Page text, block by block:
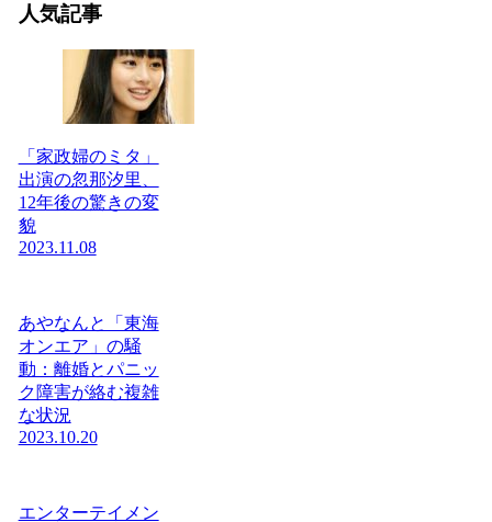
人気記事
「家政婦のミタ」
出演の忽那汐里、
12年後の驚きの変
貌
2023.11.08
あやなんと「東海
オンエア」の騒
動：離婚とパニッ
ク障害が絡む複雑
な状況
2023.10.20
エンターテイメン